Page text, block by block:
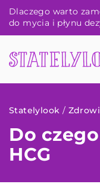
łokciowe
zdrowia
Statelylook /
Do
HCG